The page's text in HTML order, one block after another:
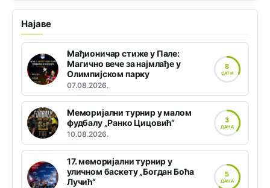
Најаве
Мађионичар стиже у Пале:
Магично вече за најмлађе у
Олимпијском парку
07.08.2026.
8
САТИ
Меморијални турнир у малом
фудбалу „Ранко Цицовић“
10.08.2026.
3
ДАНА
17. меморијални турнир у
уличном баскету „Богдан Боћа
Лучић“
5
ДАНА